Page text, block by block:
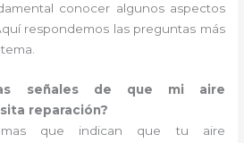
conocer algunos aspectos
respondemos las preguntas más
señales de que mi aire
reparación?
que indican que tu aire